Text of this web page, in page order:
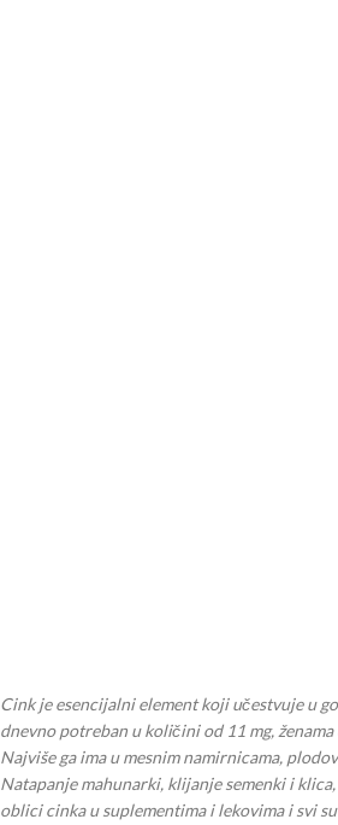
Cink je esencijalni element koji učestvuje u
dnevno potreban u količini od11 mg,
Najviše ga ima u mesnim namirnicama,
Natapanje mahunarki, klijanje semenki i
oblici cinka u suplementima i lekovima i svi